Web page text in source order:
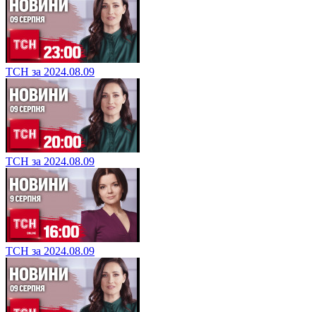
ТСН за 2024.08.09
ТСН за 2024.08.09
ТСН за 2024.08.09